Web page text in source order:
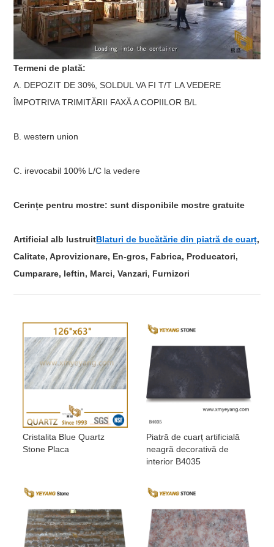
Termeni de plată:
A. DEPOZIT DE 30%, SOLDUL VA FI T/T LA VEDERE
ÎMPOTRIVA TRIMITĂRII FAXĂ A COPIILOR B/L
B. western union
C. irevocabil 100% L/C la vedere
Cerințe pentru mostre: sunt disponibile mostre gratuite
Artificial alb lustruitBlaturi de bucătărie din piatră de cuarț,
Calitate, Aprovizionare, En-gros, Fabrica, Producatori,
Cumparare, Ieftin, Marci, Vanzari, Furnizori
Cristalita Blue Quartz
Stone Placa
Piatră de cuarț artificială
neagră decorativă de
interior B4035